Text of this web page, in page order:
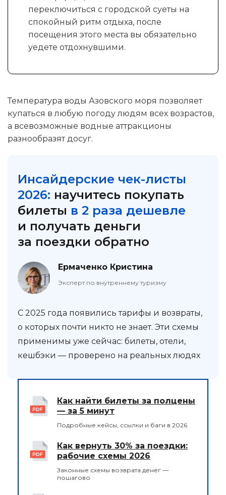
переключиться с городской суеты на
спокойный ритм отдыха, после
посещения этого места вы обязательно
уедете отдохнувшими.
Температура воды Азовского моря позволяет
купаться в любую погоду людям всех возрастов,
а всевозможные водные аттракционы
разнообразят досуг.
Инсайдерские чек-листы
2026: научитесь покупать
билеты в 2 раза дешевле
и получать деньги
за поездки обратно
Ермаченко Кристина
Эксперт по внутреннему туризму
С 2025 года появились тарифы и возвраты,
о которых почти никто не знает. Эти схемы
применимы уже сейчас: билеты, отели,
кешбэки — проверено на реальных людях
Как найти билеты за полцены
— за 5 минут
Подробные кейсы, ссылки и баги в 2026
Как вернуть 30% за поездки:
рабочие схемы 2026
Законные схемы возврата денег —
пошагово